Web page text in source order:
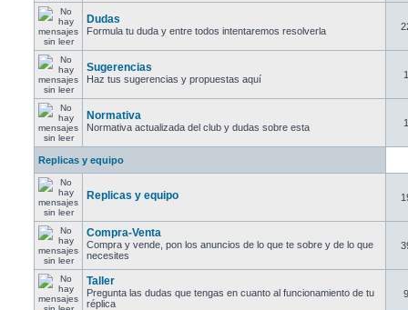
Dudas
Formula tu duda y entre todos intentaremos resolverla
Sugerencias
Haz tus sugerencias y propuestas aquí
Normativa
Normativa actualizada del club y dudas sobre esta
Replicas y equipo
Replicas y equipo
Compra-Venta
Compra y vende, pon los anuncios de lo que te sobre y de lo que
necesites
Taller
Pregunta las dudas que tengas en cuanto al funcionamiento de tu
réplica